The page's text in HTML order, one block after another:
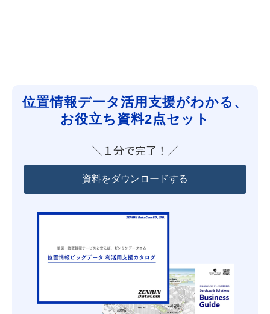
位置情報データ活用支援がわかる、
お役立ち資料2点セット
＼１分で完了！／
資料をダウンロードする